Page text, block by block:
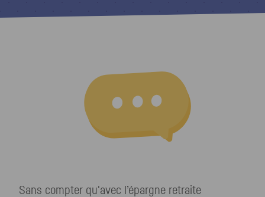
Sans compter qu'avec l’épargne retraite